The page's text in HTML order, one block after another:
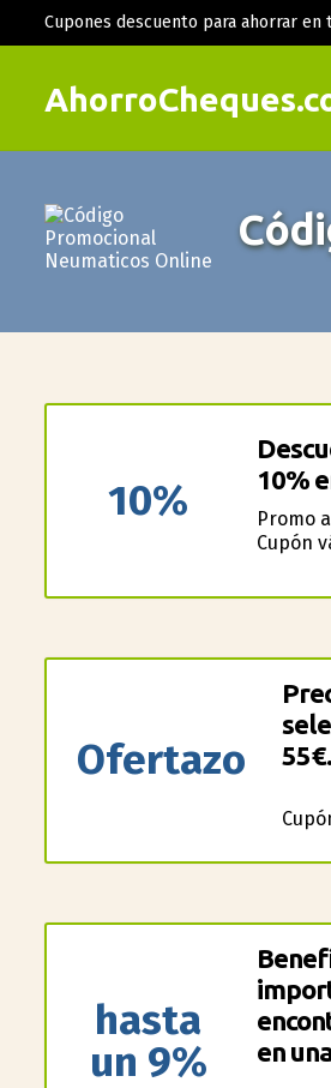
Cupones descuento para ahorrar en
10%
10%
Promo
Cupón
Ofertazo
55€.
hasta
un 9%
en